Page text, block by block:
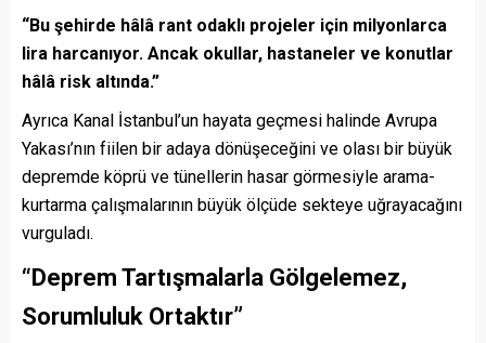
“Bu şehirde hâlâ rant odaklı projeler için milyonlarca
lira harcanıyor. Ancak okullar, hastaneler ve konutlar
hâlâ risk altında.”
Ayrıca Kanal İstanbul’un hayata geçmesi halinde Avrupa
Yakası’nın fiilen bir adaya dönüşeceğini ve olası bir büyük
depremde köprü ve tünellerin hasar görmesiyle arama-
kurtarma çalışmalarının büyük ölçüde sekteye uğrayacağını
vurguladı.
“Deprem Tartışmalarla Gölgelemez,
Sorumluluk Ortaktır”